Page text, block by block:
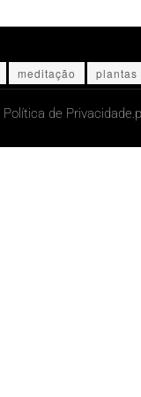
meditação plantas
Política de Privacidade.